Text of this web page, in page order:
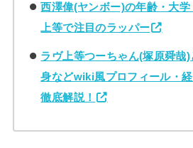
西澤偉(ヤンボー)の年齢・大
上等で注目のラッパー
ラヴ上等つーちゃん(塚原舜哉
身などwiki風プロフィール・
徹底解説！